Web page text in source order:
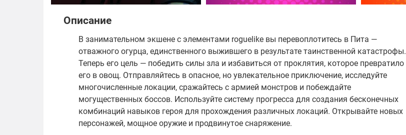
Описание
В занимательном экшене с элементами roguelike вы перевоплотитесь в Пита —
отважного огурца, единственного выжившего в результате таинственной катастрофы.
Теперь его цель — победить силы зла и избавиться от проклятия, которое превратило
его в овощ. Отправляйтесь в опасное, но увлекательное приключение, исследуйте
многочисленные локации, сражайтесь с армией монстров и побеждайте
могущественных боссов. Используйте систему прогресса для создания бесконечных
комбинаций навыков героя для прохождения различных локаций. Открывайте новых
персонажей, мощное оружие и продвинутое снаряжение.